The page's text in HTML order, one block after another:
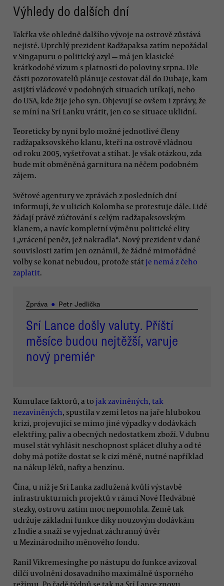
Výhledy do dalších dní
Takřka vše ohledně dalšího vývoje na ostrově zůstává
nejisté. Uprchlý prezident Radžapaksa zatím nepožádal
v Singapuru o politický azyl — má jen klasické
krátkodobé vízum s platností do poloviny srpna. Dle
části pozorovatelů plánuje cestovat dál do Dubaje, kam
asijští vládcové v podobných situacích utíkají, nebo
do USA, kde žije jeho syn. Objevují se ovšem i zprávy, že
se míní na Srí Lanku vrátit, jen co se situace uklidní.
Teoreticky by nyní bylo možné jednotlivé členy
radžapaksovského klanu, kteří na ostrově vládnou
od roku 2005, vyšetřovat a stíhat. Je však otázkou, zda
bude mít obměněná garnitura na něčem podobném
zájem.
Světové agentury ve zprávách z posledních dní
informují, že v ulicích Kolomba se protestuje dále. Lidé
žádají právě zúčtování s celým radžapaksovským
klanem, a navíc kompletní výměnu politické elity
i „vrácení peněz, jež nakradla“. Nový prezident v dané
souvislosti zatím jen oznámil, že žádné mimořádné
volby se konat nebudou, protože stát je nemá z čeho
zaplatit.
Zpráva ● Petr Jedlička
Srí Lance došly valuty. Příští
měsíce budou nejtěžší, varuje
nový premiér
Kumulace faktorů, a to jak zaviněných, tak
nezaviněných, spustila v zemi letos na jaře hlubokou
krizi, projevující se mimo jiné výpadky v dodávkách
elektřiny, paliv a obecných nedostatkem zboží. V dubnu
musel stát vyhlásit neschopnost splácet dluhy a od té
doby má potíže dostat se k cizí měně, nutné například
na nákup léků, nafty a benzínu.
Čína, u níž je Srí Lanka zadlužená kvůli výstavbě
infrastrukturních projektů v rámci Nové Hedvábné
stezky, ostrovu zatím moc nepomohla. Země tak
udržuje základní funkce díky nouzovým dodávkám
z Indie a snaží se vyjednat záchranný úvěr
u Mezinárodního měnového fondu.
Ranil Vikremesinghe po nástupu do funkce avizoval
dílčí uvolnění dosavadního maximálně úsporného
režimu. Po řadě týdnů se tak na Srí Lance znovu